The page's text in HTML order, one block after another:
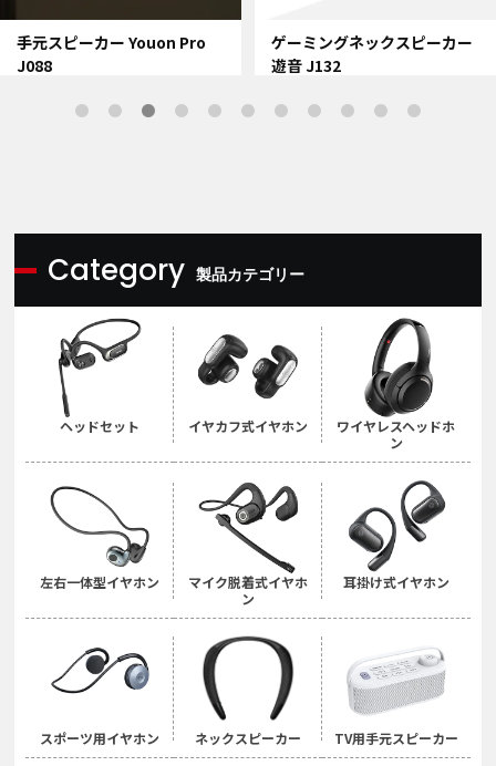
手元スピーカー Youon Pro
J088
ゲーミングネックスピーカー
遊音 J132
Category 製品カテゴリー
ヘッドセット イヤカフ式イヤホン
ワイヤレスヘッドホ
ン
左右一体型イヤホン
マイク脱着式イヤホ
ン
耳掛け式イヤホン
スポーツ用イヤホン ネックスピーカー TV用手元スピーカー